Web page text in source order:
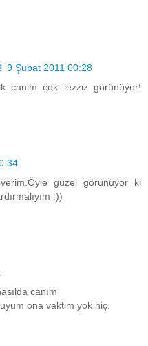
9 Şubat 2011 00:28
canim cok lezziz görünüyor!
güzel görünüyor ki
:))
canım
ona vaktim yok hiç.